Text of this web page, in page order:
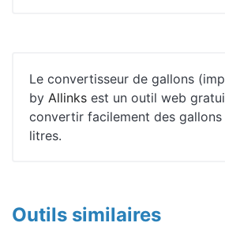
Le convertisseur de gallons
by Allinks est un outil web
convertir facilement des
litres.
Outils similaires